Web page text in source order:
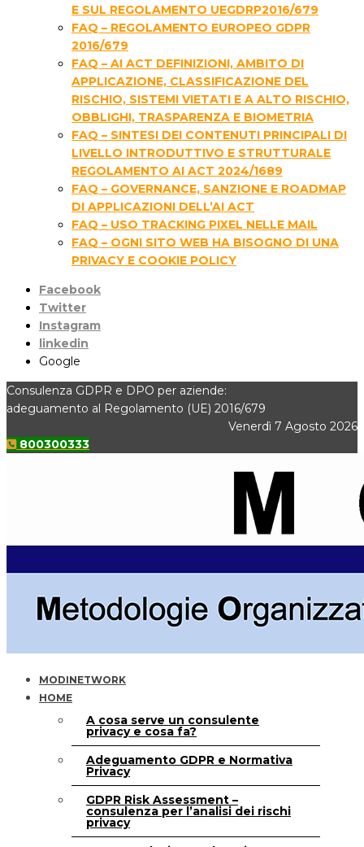
E SUL REGOLAMENTO UEGDRP2016/679
FAQ – REGOLAMENTO EUROPEO GDPR
2016/679
FAQ – AI ACT DEFINIZIONI, AMBITO DI
APPLICAZIONE, CLASSIFICAZIONE DEL
RISCHIO, SISTEMI VIETATI E A ALTO RISCHIO,
OBBLIGHI, TRASPARENZA E BIOMETRIA
FAQ – SINTESI DEI CONTENUTI PRINCIPALI DI
LIVELLO INTRODUTTIVO E STRUTTURALE
REGOLAMENTO AI ACT 2024/1689
FAQ – GOVERNANCE, SANZIONE E ROADMAP
DI APPLICAZIONI DELL’AI ACT
FAQ – USO TRACKING PIXEL NELLE MAIL
FAQ – OGNI SITO WEB HA BISOGNO DI UNA
PRIVACY E COOKIE POLICY
Facebook
Twitter
Instagram
linkedin
Google
Consulenza GDPR e DPO per aziende:
adeguamento al Regolamento (UE) 2016/679
Venerdì 7 Agosto 2026
800300333
MODINETWORK
HOME
A cosa serve un consulente
privacy e cosa fa?
Adeguamento GDPR e Normativa
Privacy
GDPR Risk Assessment –
consulenza per l’analisi dei rischi
privacy